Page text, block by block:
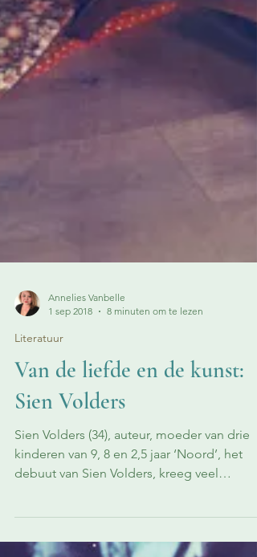
Annelies Vanbelle
Van de liefde en de kunst:
Sien Volders
Sien Volders (34), auteur, moeder van drie
debuut van Sien Volders, kreeg veel